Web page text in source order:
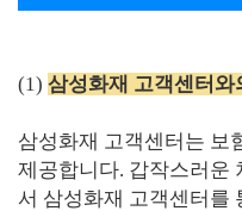
(1) 삼성화재 고객센터
삼성화재 고객센터는 보
제공합니다. 갑작스러운
서 삼성화재 고객센터를